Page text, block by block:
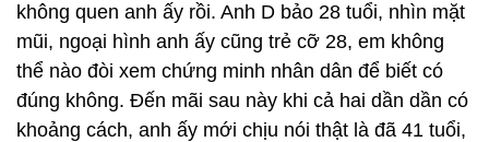
không quen anh ấy rồi. Anh D bảo 28 tuổi, nhìn mặt
mũi, ngoại hình anh ấy cũng trẻ cỡ 28, em không
thể nào đòi xem chứng minh nhân dân để biết có
đúng không. Đến mãi sau này khi cả hai dần dần có
khoảng cách, anh ấy mới chịu nói thật là đã 41 tuổi,